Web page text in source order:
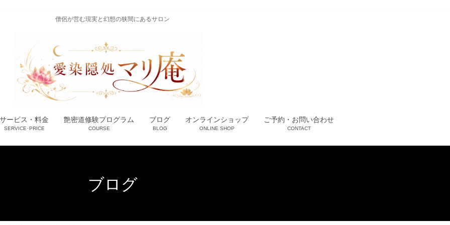
僧侶が営む現実と幻想の狭間にあるサロン
サービス・料金
SERVICE･PRICE
艶密道修験プログラム
COURSE
ブログ
BLOG
オンラインショップ
ONLINE SHOP
ご予約・お問い合わせ
CONTACT
ブログ